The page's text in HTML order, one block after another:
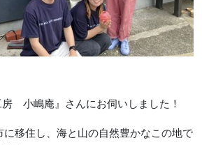
小嶋庵』さんにお伺いしました！
に移住し、海と山の自然豊かなこの地で